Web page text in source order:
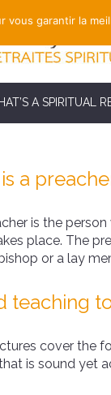
A SPIRITUAL
a
is the
place. The
or a lay
teaching
cover the
is sound yet
vous garantir la